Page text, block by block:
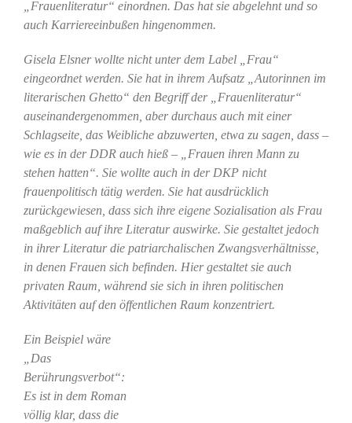
„Frauenliteratur“ einordnen. Das hat sie abgelehnt und so
auch Karriereeinbußen hingenommen.
Gisela Elsner wollte nicht unter dem Label „Frau“
eingeordnet werden. Sie hat in ihrem Aufsatz „Autorinnen im
literarischen Ghetto“ den Begriff der „Frauenliteratur“
auseinandergenommen, aber durchaus auch mit einer
Schlagseite, das Weibliche abzuwerten, etwa zu sagen, dass –
wie es in der DDR auch hieß – „Frauen ihren Mann zu
stehen hatten“. Sie wollte auch in der DKP nicht
frauenpolitisch tätig werden. Sie hat ausdrücklich
zurückgewiesen, dass sich ihre eigene Sozialisation als Frau
maßgeblich auf ihre Literatur auswirke. Sie gestaltet jedoch
in ihrer Literatur die patriarchalischen Zwangsverhältnisse,
in denen Frauen sich befinden. Hier gestaltet sie auch
privaten Raum, während sie sich in ihren politischen
Aktivitäten auf den öffentlichen Raum konzentriert.
Ein Beispiel wäre
„Das
Berührungsverbot“:
Es ist in dem Roman
völlig klar, dass die